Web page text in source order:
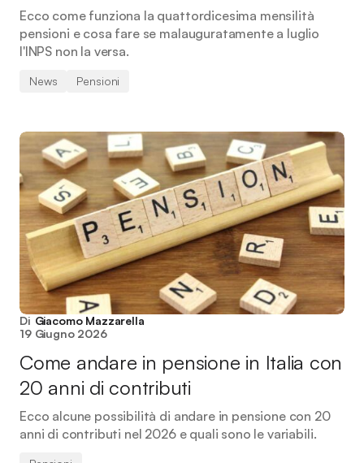
Ecco come funziona la quattordicesima mensilità
pensioni e cosa fare se malauguratamente a luglio
l'INPS non la versa.
News Pensioni
Di Giacomo Mazzarella
19 Giugno 2026
Come andare in pensione in Italia con
20 anni di contributi
Ecco alcune possibilità di andare in pensione con 20
anni di contributi nel 2026 e quali sono le variabili.